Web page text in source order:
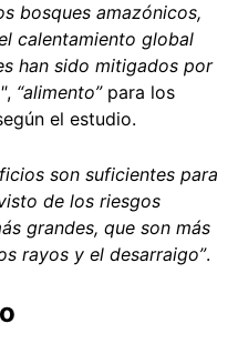
bosques amazónicos,
calentamiento global
han sido mitigados por
, “alimento”para los
el estudio.
son suficientes para
de los riesgos
grandes, que son más
rayos y el desarraigo”.